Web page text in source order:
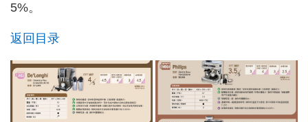
5%。
返回目录